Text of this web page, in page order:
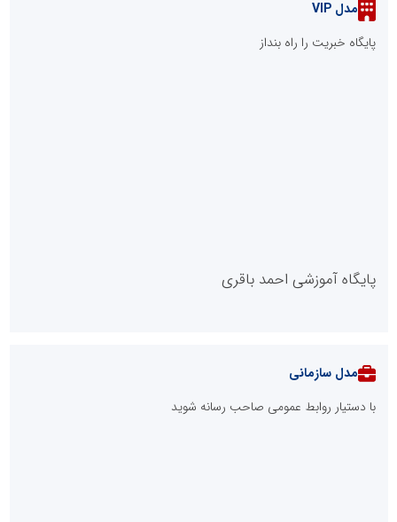
مدل VIP
پایگاه خبریت را راه بنداز
پایگاه آموزشی احمد باقری
مدل سازمانی
با دستیار روابط عمومی صاحب رسانه شوید